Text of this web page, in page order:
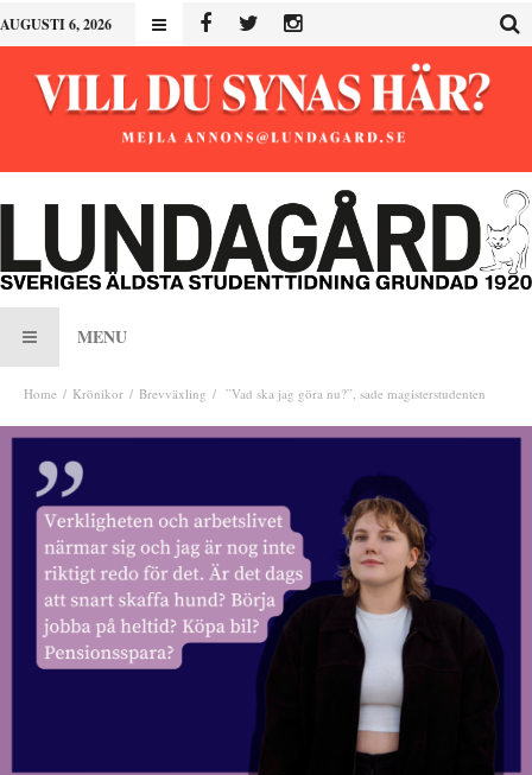
AUGUSTI 6, 2026
MENU
Home Krönikor Brevväxling ”Vad ska jag göra nu?”, sade magisterstudenten